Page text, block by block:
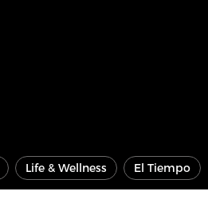
Life & Wellness El Tiempo